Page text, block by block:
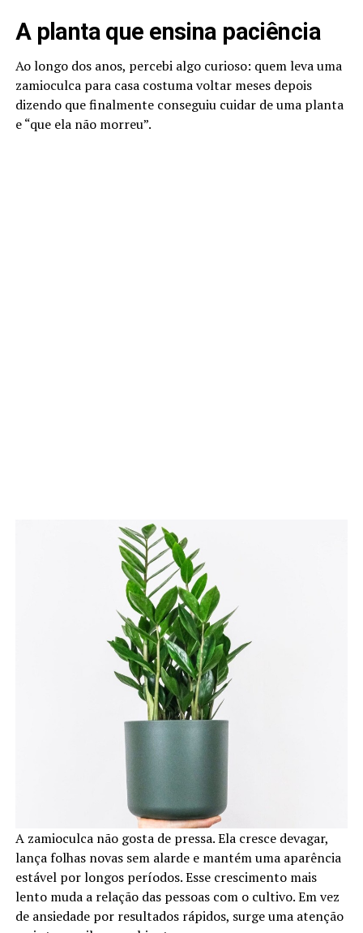
A planta que ensina paciência
Ao longo dos anos, percebi algo curioso: quem leva uma
zamioculca para casa costuma voltar meses depois
dizendo que finalmente conseguiu cuidar de uma planta
e “que ela não morreu”.
A zamioculca não gosta de pressa. Ela cresce devagar,
lança folhas novas sem alarde e mantém uma aparência
estável por longos períodos. Esse crescimento mais
lento muda a relação das pessoas com o cultivo. Em vez
de ansiedade por resultados rápidos, surge uma atenção